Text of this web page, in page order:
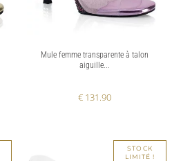
Mule femme transparente à talon
aiguille...
€ 131.90
STOCK
LIMITÉ !